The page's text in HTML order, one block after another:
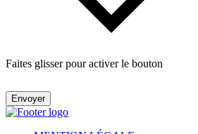
Faites glisser pour activer le bouton
Envoyer